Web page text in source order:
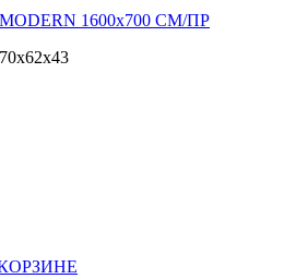
1600х700 СМ/ПР